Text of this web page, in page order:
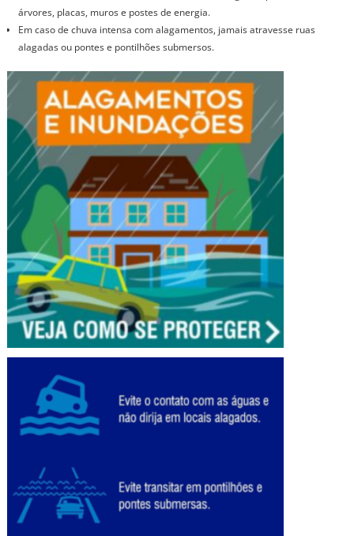
árvores, placas, muros e postes de energia.
Em caso de chuva intensa com alagamentos, jamais atravesse ruas
alagadas ou pontes e pontilhões submersos.